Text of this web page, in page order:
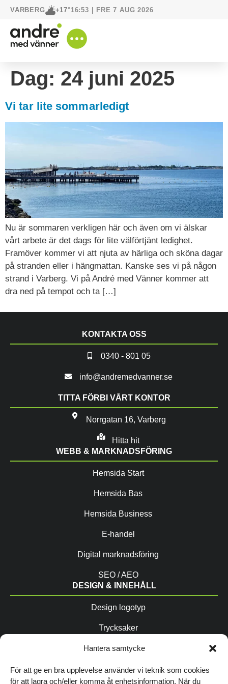
Hantera samtycke
För att ge en bra upplevelse använder vi teknik som cookies
för att lagra och/eller komma åt enhetsinformation. När du
VARBERG +17°16:53 | FRE 7 AUG 2026
Dag: 24 juni 2025
Vi tar lite sommarledigt
Nu är sommaren verkligen här och även om vi älskar
vårt arbete är det dags för lite välförtjänt ledighet.
Framöver kommer vi att njuta av härliga och sköna dagar
på stranden eller i hängmattan. Kanske ses vi på någon
strand i Varberg. Vi på André med Vänner kommer att
dra ned på tempot och ta […]
KONTAKTA OSS
0340 - 801 05
info@andremedvanner.se
TITTA FÖRBI VÅRT KONTOR
Norrgatan 16, Varberg
Hitta hit
WEBB & MARKNADSFÖRING
Hemsida Start
Hemsida Bas
Hemsida Business
E-handel
Digital marknadsföring
SEO / AEO
DESIGN & INNEHÅLL
Design logotyp
Trycksaker
Copytexter / AIO
Fotografering